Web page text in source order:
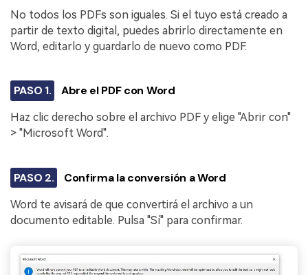
No todos los PDFs son iguales. Si el tuyo está creado a
partir de texto digital, puedes abrirlo directamente en
Word, editarlo y guardarlo de nuevo como PDF.
PASO 1. Abre el PDF con Word
Haz clic derecho sobre el archivo PDF y elige "Abrir con"
> "Microsoft Word".
PASO 2. Confirma la conversión a Word
Word te avisará de que convertirá el archivo a un
documento editable. Pulsa "Sí" para confirmar.